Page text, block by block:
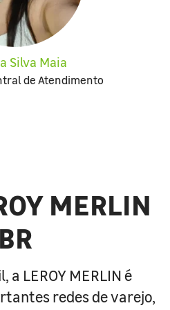
Silva Maia
de Atendimento
MERLIN
BR
a LEROY MERLIN é
redes de varejo,